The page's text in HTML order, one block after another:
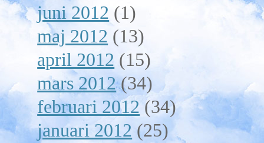
juni 2012 (1)
maj 2012 (13)
april 2012 (15)
mars 2012(34)
februari 2012 (34)
januari 2012 (25)